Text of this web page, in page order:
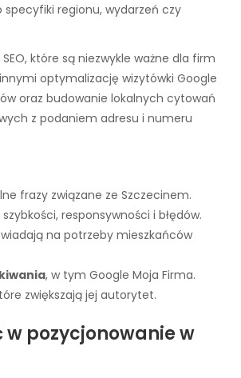
regionu, wydarzeń czy
które są niezwykle ważne dla firm
optymalizację wizytówki Google
oraz budowanie lokalnych cytowań
z podaniem adresu i numeru
frazy związane ze Szczecinem.
responsywności i błędów.
na potrzeby mieszkańców
, w tym Google Moja Firma.
zwiększają jej autorytet.
pozycjonowanie w